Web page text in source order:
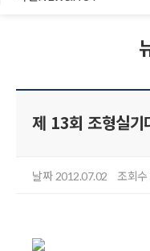
제 13회 조형실기
날짜 2012.07.02 조회수